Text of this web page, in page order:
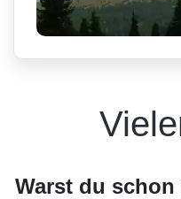
Warst du